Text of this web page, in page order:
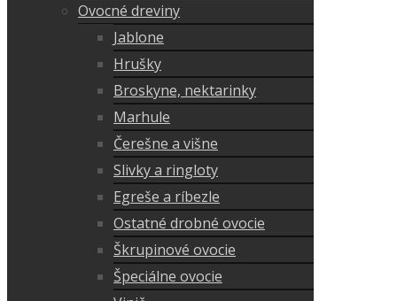
Ovocné dreviny
Jablone
Hrušky
Broskyne, nektarinky
Marhule
Čerešne a višne
Slivky a ringloty
Egreše a ríbezle
Ostatné drobné ovocie
Škrupinové ovocie
Špeciálne ovocie